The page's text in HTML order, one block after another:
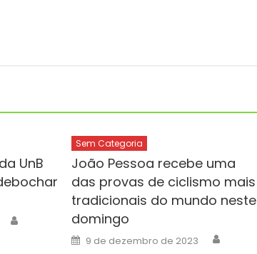
UnB
Sem Categoria
João Pessoa recebe uma
das provas de ciclismo mais
tradicionais do mundo neste
domingo
Posted
on
9 de dezembro de 2023